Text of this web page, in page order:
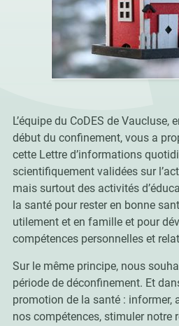
L’équipe du CoDES de Vaucluse,
début du confinement, vous a
cette Lettre d’informations
scientifiquement validées sur
mais surtout des activités
la santé pour rester en bonne
utilement et en famille et pour
compétences personnelles et
Sur le même principe, nous
période de déconfinement. Et
promotion de la santé : informer,
nos compétences, stimuler notre